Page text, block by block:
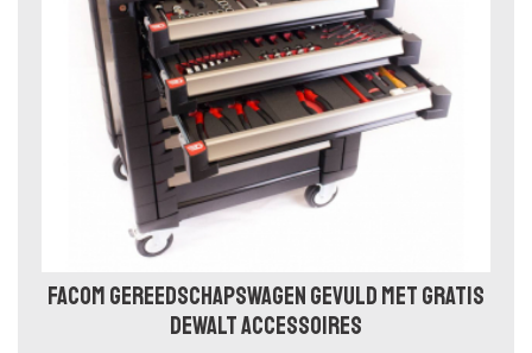
FACOM GEREEDSCHAPSWAGEN GEVULD MET GRATIS
DEWALT ACCESSOIRES